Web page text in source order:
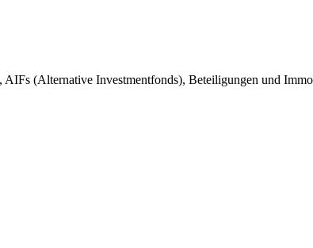
(Alternative Investmentfonds), Beteiligungen und